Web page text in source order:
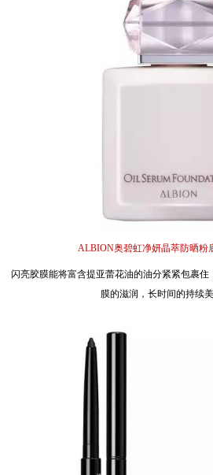
ALBION奥碧虹净妍晶萃防晒粉
闪亮胶膜能将富含提亚蕾花油的油分紧紧包裹
膜的滋润，长时间的持续美